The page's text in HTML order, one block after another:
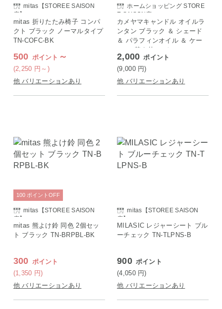
mitas【STOREE SAISON
店】
mitas 折りたたみ椅子 コンパ
クト ブラック ノーマルタイプ
TN-COFC-BK
500 ポイント ～
(2,250 円 ～)
他 バリエーションあり
ホームショッピング STORE
E SAISON店
カメヤマキャンドル オイルラ
ンタン ブラック ＆ シェード
＆ パラフィンオイル ＆ ケー
ス ＆ 替え芯 ＆ クロス
2,000 ポイント
(9,000 円)
他 バリエーションあり
mitas【STOREE SAISON
店】
mitas 熊よけ鈴 同色 2個セッ
ト ブラック TN-BRPBL-BK
300 ポイント
(1,350 円)
100 ポイント OFF
他 バリエーションあり
mitas【STOREE SAISON
店】
MILASIC レジャーシート ブル
ーチェック TN-TLPNS-B
900 ポイント
(4,050 円)
他 バリエーションあり